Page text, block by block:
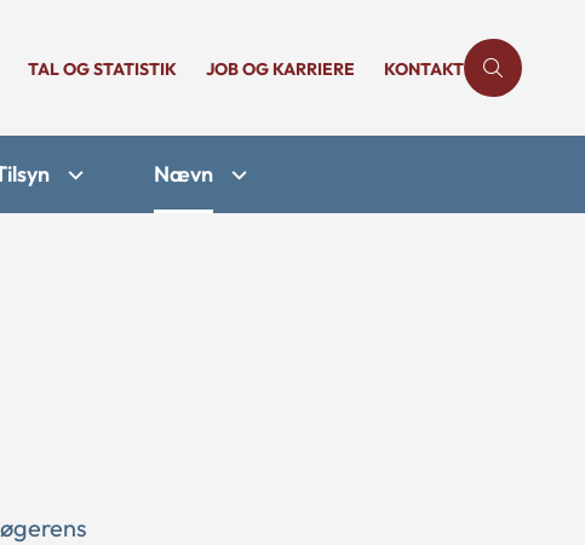
TAL OG STATISTIK JOB OG KARRIERE KONTAKT
Nævn